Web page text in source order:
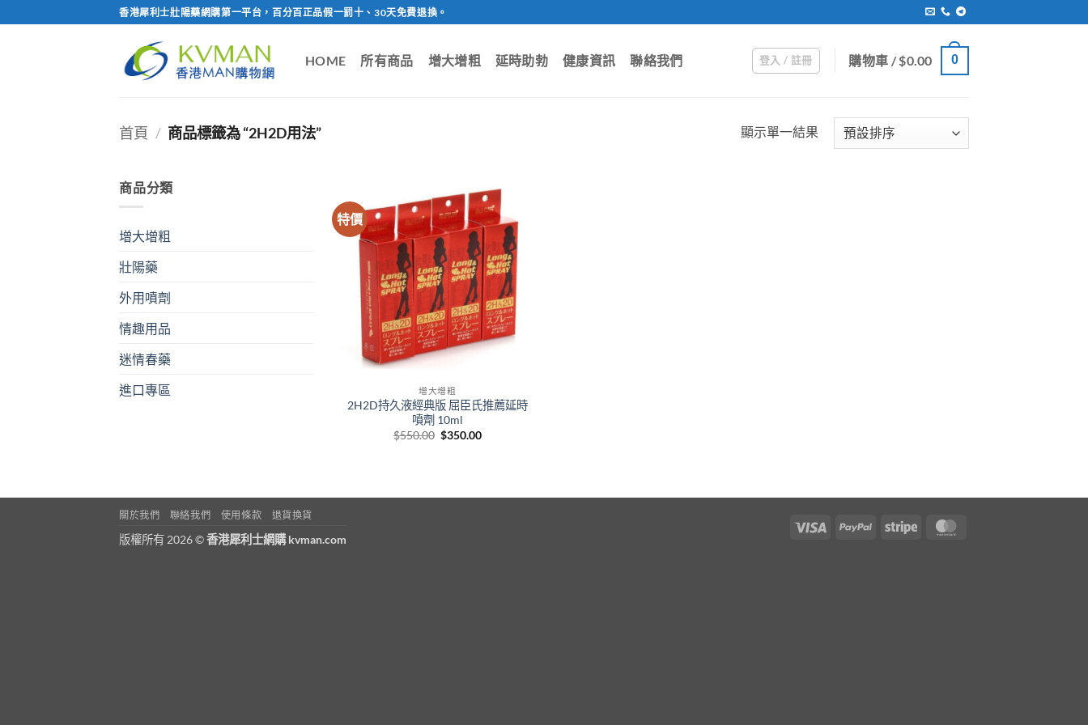
to
香港犀利士壯陽藥網購第一平台，百分百正品假一罰十、30天免費退換。
HOME 所有商品 增大增粗 延時助勃 健康資訊 聯絡我們 登入 / 註冊 購物車 /$0.00 0
首頁 / 商品標籤為 “2H2D用法” 顯示單一結果
商品分類
增大增粗
壯陽藥
外用噴劑
情趣用品
迷情春藥
進口專區
特價
增大增粗
2H2D持久液經典版 屈臣氏推薦延時
噴劑 10ml
$550.00 Original
$350.00Current
Visa PayPal Stripe
關於我們 聯絡我們 使用條款 退貨換貨
版權所有 2026 ©香港犀利士網購 kvman.com